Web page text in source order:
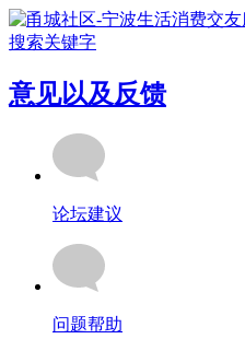
搜索关键字
意见以及反馈
论坛建议
问题帮助